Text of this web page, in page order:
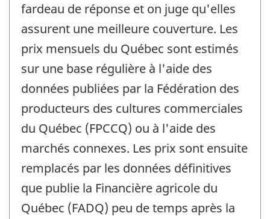
fardeau de réponse et on juge qu'elles
assurent une meilleure couverture. Les
prix mensuels du Québec sont estimés
sur une base régulière à l'aide des
données publiées par la Fédération des
producteurs des cultures commerciales
du Québec (FPCCQ) ou à l'aide des
marchés connexes. Les prix sont ensuite
remplacés par les données définitives
que publie la Financière agricole du
Québec (FADQ) peu de temps après la